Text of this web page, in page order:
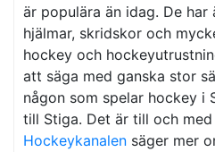
är populära än idag. De har
hjälmar, skridskor och
hockey och
att säga med ganska stor
någon som spelar hockey i
till Stiga. Det är till och
Hockeykanalen säger mer